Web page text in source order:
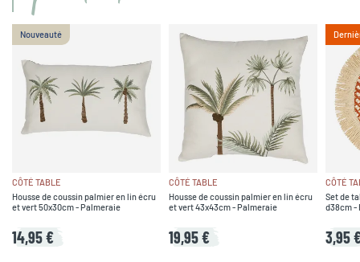
Nouveauté
CÔTÉ TABLE
Housse de coussin palmier en lin écru
et vert 50x30cm - Palmeraie
14,95 €
CÔTÉ TABLE
Housse de coussin palmier en lin écru
et vert 43x43cm - Palmeraie
19,95 €
CÔTÉ
Set de
d38cm -
3,95